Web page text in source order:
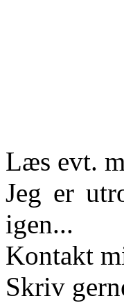
Læs evt.
Jeg er
igen...
Kontakt
Skriv